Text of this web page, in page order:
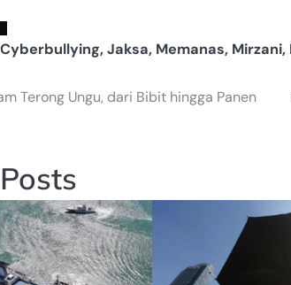
Cyberbullying,Jaksa, Memanas, Mirzani,
Terong Ungu, dari Bibit hingga Panen